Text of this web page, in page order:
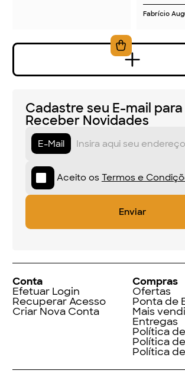
Fabrício
Cadastre seu E-mail para
Receber Novidades
E-Mail
Aceito os Termos e
Conta
Efetuar Login
Recuperar Acesso
Criar Nova Conta
Compras
Ofertas
Ponta de
Mais
Entregas
Política
Política
Política